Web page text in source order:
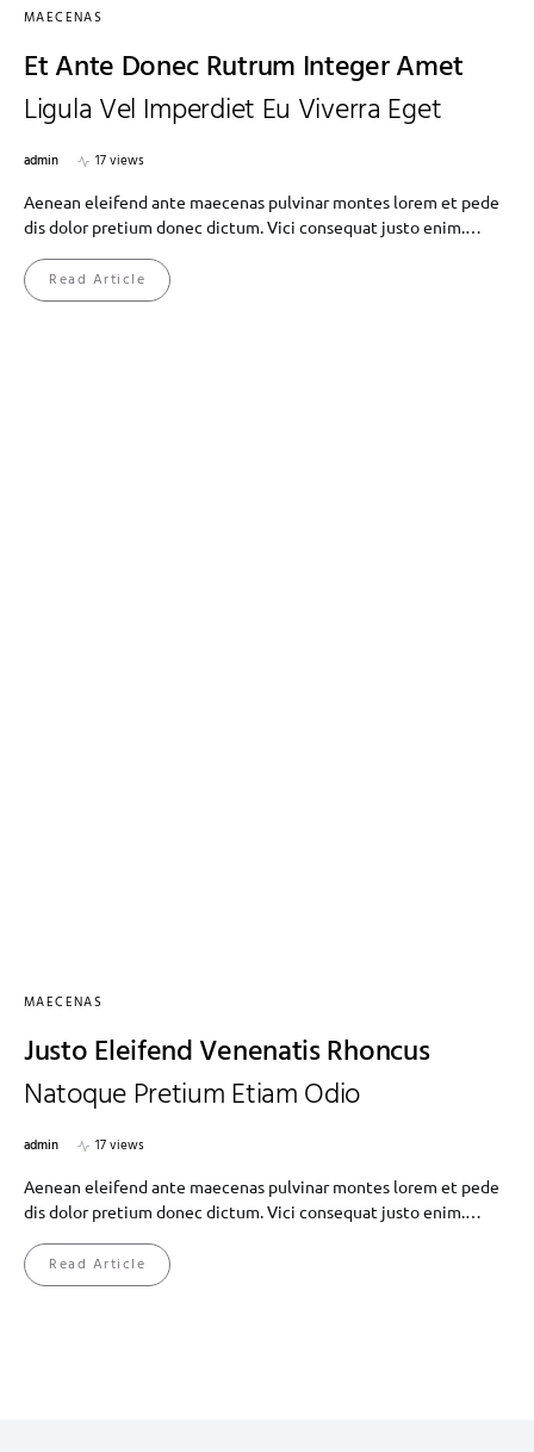
MAECENAS
Et Ante Donec Rutrum Integer Amet
Ligula Vel Imperdiet Eu Viverra Eget
admin
17 views
Aenean eleifend ante maecenas pulvinar montes lorem et pede
dis dolor pretium donec dictum. Vici consequat justo enim.…
Read Article
MAECENAS
Justo Eleifend Venenatis Rhoncus
Natoque Pretium Etiam Odio
admin
17 views
Aenean eleifend ante maecenas pulvinar montes lorem et pede
dis dolor pretium donec dictum. Vici consequat justo enim.…
Read Article